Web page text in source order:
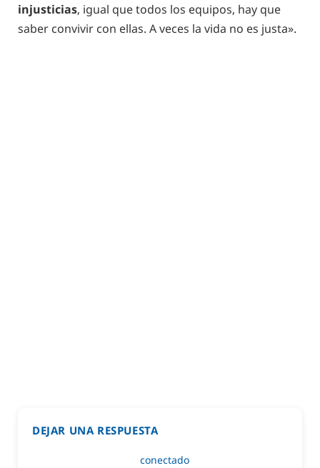
injusticias, igual que todos los equipos, hay que
saber convivir con ellas. A veces la vida no es justa».
DEJAR UNA RESPUESTA
conectado